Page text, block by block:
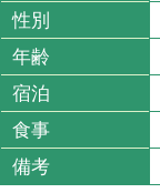
性別
年齢
宿泊
食事
備考